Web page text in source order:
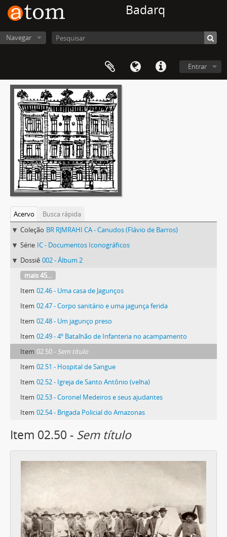
Badarq
Navegar
Entrar
Acervo
Busca rápida
Coleção BR RJMRAHI CA - Canudos (Flávio de Barros)
Série IC - Documentos Iconográficos
Dossiê 002 - Álbum 2
mais 45...
Item 02.46 - Uma casa de Jagunços
Item 02.47 - Corpo sanitário e uma jagunça ferida
Item 02.48 - Um jagunço preso
Item 02.49 - 4º Batalhão de Infanteria no acampamento
Item 02.50 - Sem título
Item 02.51 - Hospital de Sangue
Item 02.52 - Igreja de Santo Antônio (velha)
Item 02.53 - Coronel Medeiros e seus ajudantes
Item 02.54 - Brigada Policial do Amazonas
Item 02.50 - Sem título